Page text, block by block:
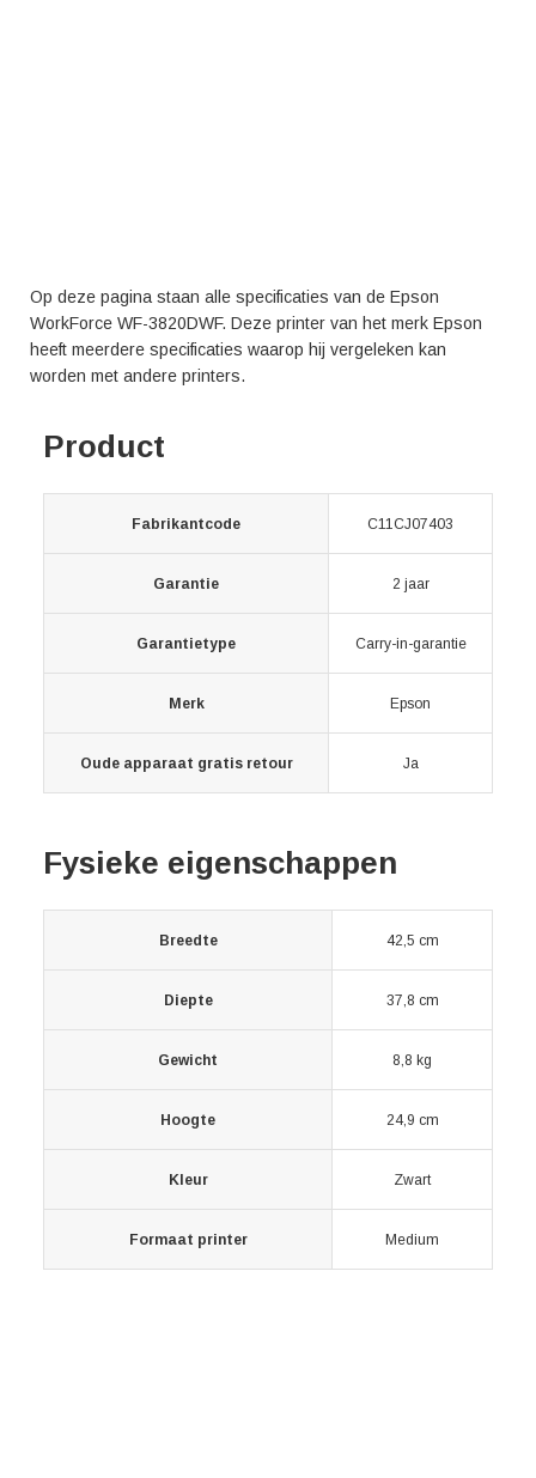
Op deze pagina staan alle specificaties van de Epson
WorkForce WF-3820DWF. Deze printer van het merk Epson
heeft meerdere specificaties waarop hij vergeleken kan
worden met andere printers.
Product
Fabrikantcode C11CJ07403
Garantie 2 jaar
Garantietype Carry-in-garantie
Merk Epson
Oude apparaat gratis retour Ja
Fysieke eigenschappen
Breedte 42,5 cm
Diepte 37,8 cm
Gewicht 8,8 kg
Hoogte 24,9 cm
Kleur Zwart
Formaat printer Medium